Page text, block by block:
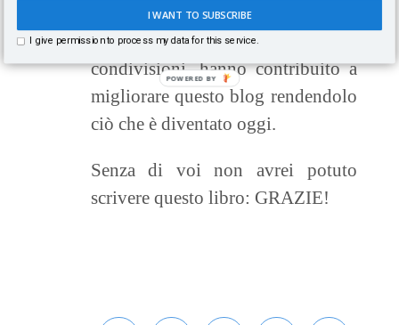
particolare coloro i quali che,
attraverso i loro commenti e
condivisioni, hanno contribuito a
migliorare questo blog rendendolo
ciò che è diventato oggi.
Senza di voi non avrei potuto
scrivere questo libro: GRAZIE!
I WANT TO SUBSCRIBE
I give permission to process my data for this service.